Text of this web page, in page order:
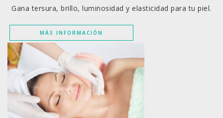
Gana tersura, brillo, luminosidad y elasticidad para tu piel.
MÁS INFORMACIÓN